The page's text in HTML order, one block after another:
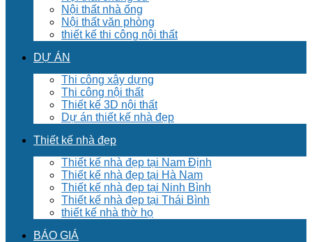
Nội thất nhà ống
Nội thất văn phòng
thiết kế thi công nội thất
DỰ ÁN
Thi công xây dựng
Thi công nội thất
Thiết kế 3D nội thất
Dự án thiết kế nhà đẹp
Thiết kế nhà đẹp
Thiết kế nhà đẹp tại Nam Định
Thiết kế nhà đẹp tại Hà Nam
Thiết kế nhà đẹp tại Ninh Bình
Thiết kế nhà đẹp tại Thái Bình
thiết kế nhà thờ họ
BÁO GIÁ